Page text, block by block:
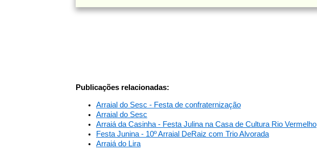
Publicações relacionadas:
Arraial do Sesc - Festa de confraternização
Arraial do Sesc
Arraiá da Casinha - Festa Julina na Casa de Cultura Rio Vermelho
Festa Junina - 10º Arraial DeRaiz com Trio Alvorada
Arraiá do Lira